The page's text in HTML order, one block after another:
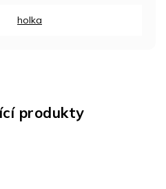
produkty
holka